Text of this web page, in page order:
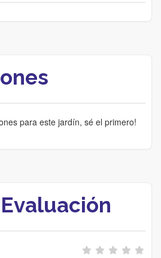
para este jardín, sé el primero!